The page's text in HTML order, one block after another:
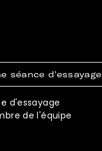
séance d'essayage
d'essayage
de l'équipe